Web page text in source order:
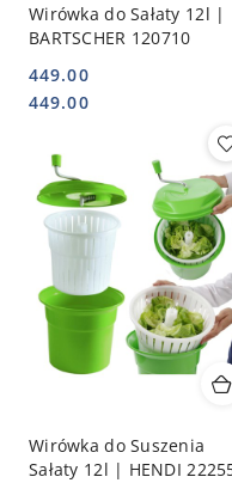
Wirówka do Sałaty 12l |
BARTSCHER 120710
Cena:
449.00
Cena:
449.00
Wirówka do Suszenia
Sałaty 12l | HENDI